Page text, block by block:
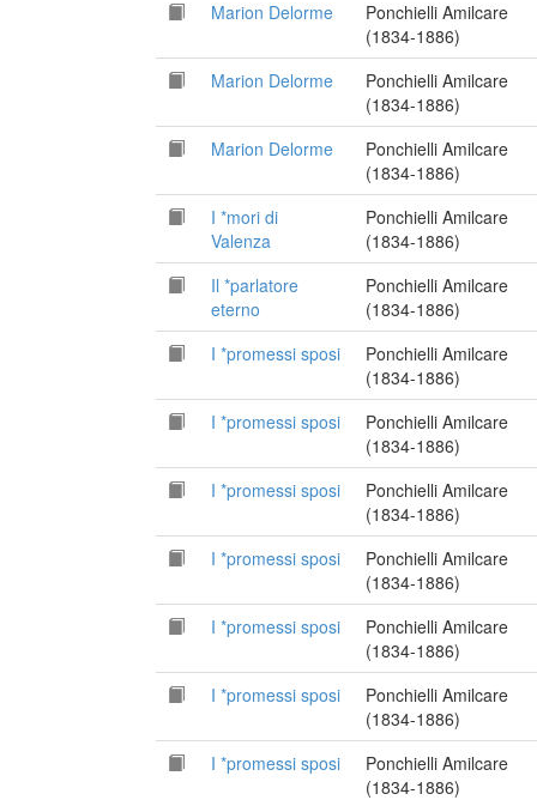
Marion Delorme
Ponchielli Amilcare
(1834-1886)
Marion Delorme
Ponchielli Amilcare
(1834-1886)
Marion Delorme
Ponchielli Amilcare
(1834-1886)
I *mori di
Valenza
Ponchielli Amilcare
(1834-1886)
Il *parlatore
eterno
Ponchielli Amilcare
(1834-1886)
I *promessi sposi
Ponchielli Amilcare
(1834-1886)
I *promessi sposi
Ponchielli Amilcare
(1834-1886)
I *promessi sposi
Ponchielli Amilcare
(1834-1886)
I *promessi sposi
Ponchielli Amilcare
(1834-1886)
I *promessi sposi
Ponchielli Amilcare
(1834-1886)
I *promessi sposi
Ponchielli Amilcare
(1834-1886)
I *promessi sposi
Ponchielli Amilcare
(1834-1886)